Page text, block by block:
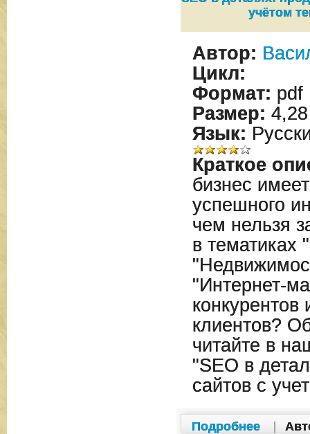
учётом
Автор:
Цикл:
Формат: pdf
Размер:
Язык:
Краткое
бизнес
успешного
чем нельзя
в тематиках
"Интернет-
конкурентов
клиентов?
читайте в
"SEO в
сайтов с
Подробнее